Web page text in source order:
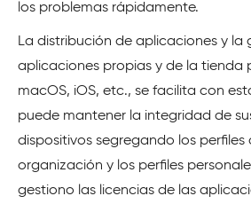
los problemas rápidamente.
La distribución de aplicaciones y la
aplicaciones propias y de la tienda
macOS, iOS, etc., se facilita con
puede mantener la integridad de
dispositivos segregando los
organización y los perfiles
gestiono las licencias de las